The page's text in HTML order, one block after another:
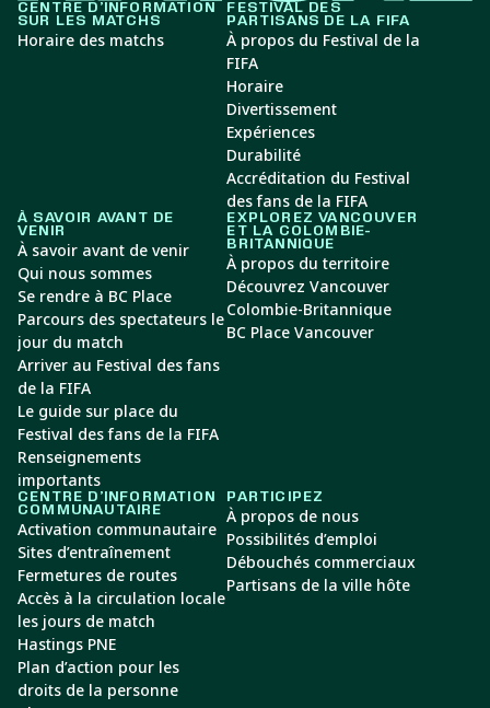
CENTRE D’INFORMATION
SUR LES MATCHS
Horaire des matchs
FESTIVAL DES
PARTISANS DE LA FIFA
À propos du Festival de la
FIFA
Horaire
Divertissement
Expériences
Durabilité
Accréditation du Festival
des fans de la FIFA
À SAVOIR AVANT DE
VENIR
À savoir avant de venir
Qui nous sommes
Se rendre à BC Place
Parcours des spectateurs le
jour du match
Arriver au Festival des fans
de la FIFA
Le guide sur place du
Festival des fans de la FIFA
Renseignements
importants
EXPLOREZ VANCOUVER
ET LA COLOMBIE-
BRITANNIQUE
À propos du territoire
Découvrez Vancouver
Colombie-Britannique
BC Place Vancouver
CENTRE D’INFORMATION
COMMUNAUTAIRE
Activation communautaire
Sites d’entraînement
Fermetures de routes
Accès à la circulation locale
les jours de match
Hastings PNE
Plan d’action pour les
droits de la personne
PARTICIPEZ
À propos de nous
Possibilités d’emploi
Débouchés commerciaux
Partisans de la ville hôte